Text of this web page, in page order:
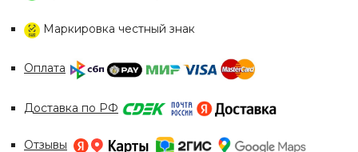
Маркировка честный знак
Оплата
Доставка по РФ
Отзывы